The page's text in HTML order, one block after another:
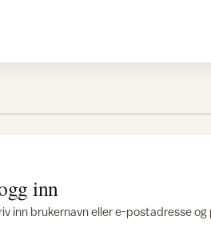
inn
inn brukernavn eller e-postadresse